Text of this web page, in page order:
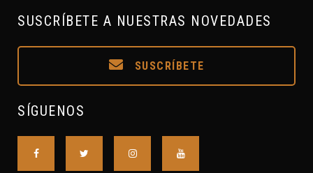
SUSCRÍBETE A NUESTRAS NOVEDADES
SUSCRÍBETE
SÍGUENOS